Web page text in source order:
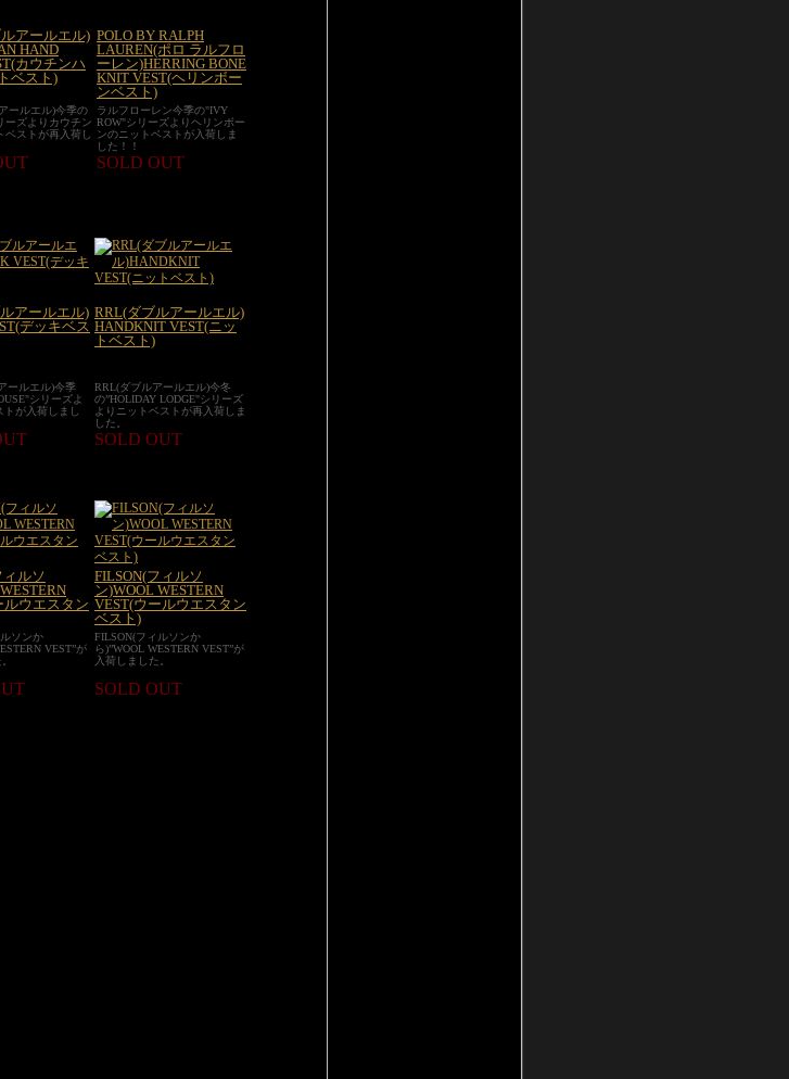
アールエル)
HAND
カウチンハ
ベスト)
POLO BY RALPH
LAUREN(ポロ ラルフロ
ーレン)HERRING BONE
KNIT VEST(ヘリンボー
ンベスト)
ールエル)今季の
ーズよりカウチン
ベストが再入荷し
ラルフローレン今季の"IVY
ROW"シリーズよりヘリンボー
ンのニットベストが入荷しま
した！！
SOLD OUT
アールエル)
デッキベス
RRL(ダブルアールエル)
HANDKNIT VEST(ニッ
トベスト)
ールエル)今季
シリーズよ
トが入荷しまし
RRL(ダブルアールエル)今冬
の”HOLIDAY LODGE"シリーズ
よりニットベストが再入荷しま
した。
SOLD OUT
ィルソ
ルウエスタン
FILSON(フィルソ
ン)WOOL WESTERN
VEST(ウールウエスタン
ベスト)
ソンか
VEST”が
FILSON(フィルソンか
ら)”WOOL WESTERN VEST”が
入荷しました。
SOLD OUT